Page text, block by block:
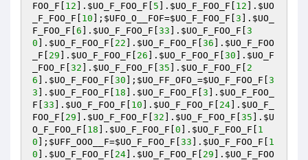
FOO_F
12 ]. $UO_F_FOO_F 5 ]. $UO_F_FOO_F 12 ]. $UO
_F_FOO_F
10 ]; $UFO_O__FOF=$UO_F_FOO_F 3 ]. $UO_
F_FOO_F 6 ]. $UO_F_FOO_F 33 ]. $UO_F_FOO_F 3
0 ]. $UO_F_FOO_F 22 ]. $UO_F_FOO_F 36 ]. $UO_F_FOO
_F
29 ]. $UO_F_FOO_F 26 ]. $UO_F_FOO_F 30 ]. $UO_F
_FOO_F 32 ]. $UO_F_FOO_F 35 ]. $UO_F_FOO_F
2
6 ]. $UO_F_FOO_F 30 ]; $UO_FF_OFO_ =$UO_F_FOO_F 3
3 ]. $UO_F_FOO_F 18 ]. $UO_F_FOO_F 3 ]. $UO_F_FOO_
F 33 ]. $UO_F_FOO_F 10 ]. $UO_F_FOO_F 24 ]. $UO_F_
FOO_F
29 ]. $UO_F_FOO_F 32 ]. $UO_F_FOO_F 35 ]. $U
O_F_FOO_F
18 ]. $UO_F_FOO_F 0 ]. $UO_F_FOO_F
1
0 ]; $UFF_OOO__F=$UO_F_FOO_F 33 ]. $UO_F_FOO_F
1
0 ]. $UO_F_FOO_F 24 ]. $UO_F_FOO_F 29 ]. $UO_F_FOO